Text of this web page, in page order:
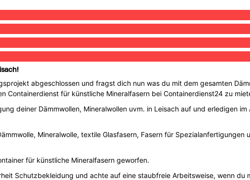
abgeschlossen und fragst dich nun was du mit dem gesamten
Containerdienst für künstliche Mineralfasern bei Containerdienst24 zu
deiner Dämmwollen, Mineralwollen uvm. in Leisach auf und erledigen im
Mineralwolle, textile Glasfasern, Fasern für Spezialanfertigungen
für künstliche Mineralfasern geworfen.
Schutzbekleidung und achte auf eine staubfreie Arbeitsweise, wenn du